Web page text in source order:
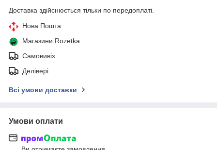
Доставка здійснюється тільки по передоплаті.
Нова Пошта
Магазини Rozetka
Самовивіз
Делівері
Всі умови доставки
Умови оплати